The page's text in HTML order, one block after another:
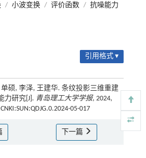
/ 小波变换 / 评价函数 / 抗噪能力
引用格式 ▾
硕, 李泽, 王建华. 条纹投影三维重建
力研究[J]. 青岛理工大学学报, 2024,
05-017
下一篇